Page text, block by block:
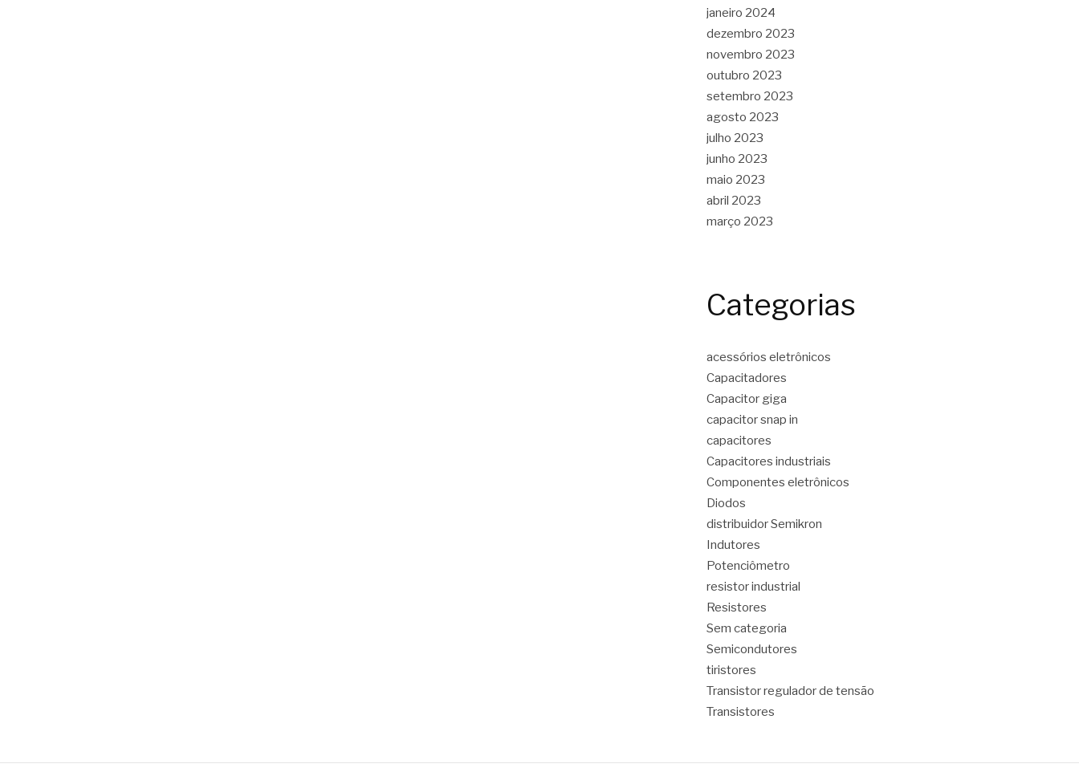
janeiro 2024
dezembro 2023
novembro 2023
outubro 2023
setembro 2023
agosto 2023
julho 2023
junho 2023
maio 2023
abril 2023
março 2023
Categorias
acessórios eletrônicos
Capacitadores
Capacitor giga
capacitor snap in
capacitores
Capacitores industriais
Componentes eletrônicos
Diodos
distribuidor Semikron
Indutores
Potenciômetro
resistor industrial
Resistores
Sem categoria
Semicondutores
tiristores
Transistor regulador de tensão
Transistores